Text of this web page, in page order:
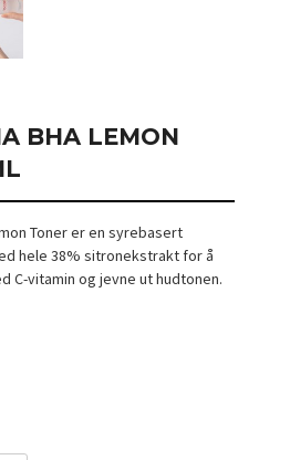
BHA LEMON
Toner er en syrebasert
hele 38% sitronekstrakt for å
C-vitamin og jevne ut hudtonen.